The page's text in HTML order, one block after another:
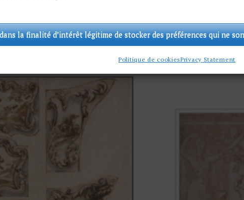
la finalité d’intérêt légitime de stocker des préférences qui ne
Politique de cookiesPrivacy Statement